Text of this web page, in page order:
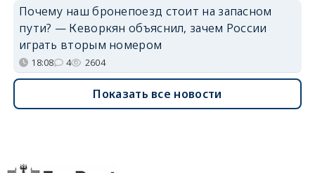
Почему наш бронепоезд стоит на запасном
пути? — Кеворкян объяснил, зачем России
играть вторым номером
18:08 4 2604
Показать все новости